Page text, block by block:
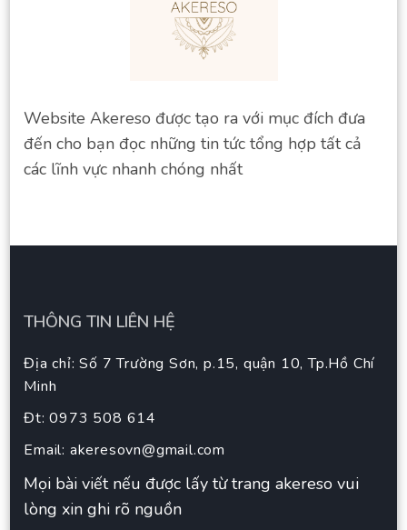
Website Akereso được tạo ra với mục đích đưa
đến cho bạn đọc những tin tức tổng hợp tất cả
các lĩnh vực nhanh chóng nhất
THÔNG TIN LIÊN HỆ
Địa chỉ: Số 7 Trường Sơn, p.15, quận 10, Tp.Hồ Chí
Minh
Đt: 0973 508 614
Email: akeresovn@gmail.com
Mọi bài viết nếu được lấy từ trang akereso vui
lòng xin ghi rõ nguồn